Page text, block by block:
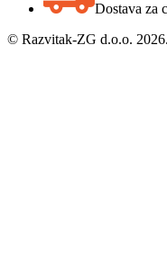
Dostava za
© Razvitak-ZG d.o.o.